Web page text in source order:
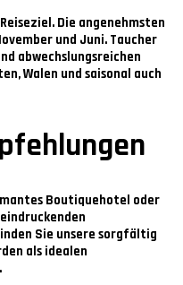
Die angenehmsten
und Juni. Taucher
abwechslungsreichen
Walen und saisonal auch
Boutiquehotel oder
Sie unsere sorgfältig
als idealen